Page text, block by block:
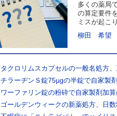
多くの薬局
の算定要件
ミスが起こ
柳田 希望
タクロリムスカプセルの一般名処方
チラーヂンＳ錠75µgの半錠で自家製
ワーファリン錠の粉砕で自家製剤加算
ゴールデンウィークの新薬処方、日数